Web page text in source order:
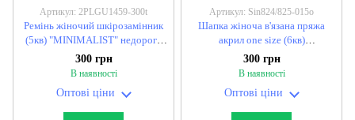
Артикул: 2PLGU1459-300t
Ремінь жіночий шкірозамінник
(5кв) "MINIMALIST" недорого
від прямого постачальника
300 грн
В наявності
Оптові ціни
Артикул: Sin824/825-015o
Шапка жіноча в'язана пряжа
акрил one size (6кв)
"BlaBlaDress" недорого від
прямого постачальника
300 грн
В наявності
Оптові ціни